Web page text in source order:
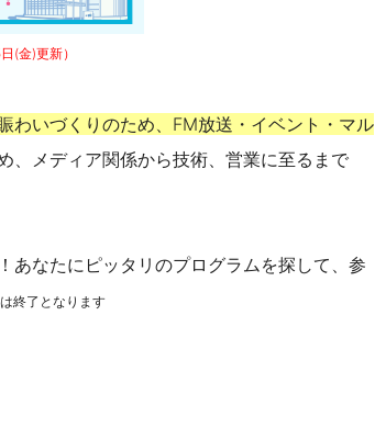
(金)更新）
わいづくりのため、FM放送・イベント・マル
、メディア関係から技術、営業に至るまで
あなたにピッタリのプログラムを探して、参
終了となります